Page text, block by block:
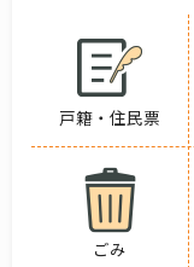
戸籍・住民票
ごみ